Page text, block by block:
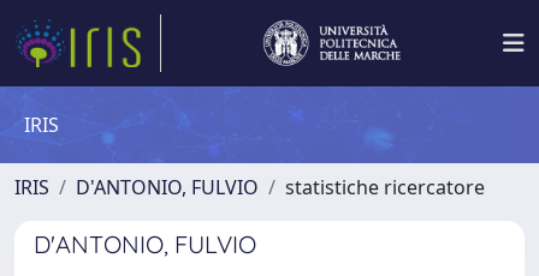
IRIS
IRIS D'ANTONIO, FULVIO statistiche ricercatore
D'ANTONIO, FULVIO